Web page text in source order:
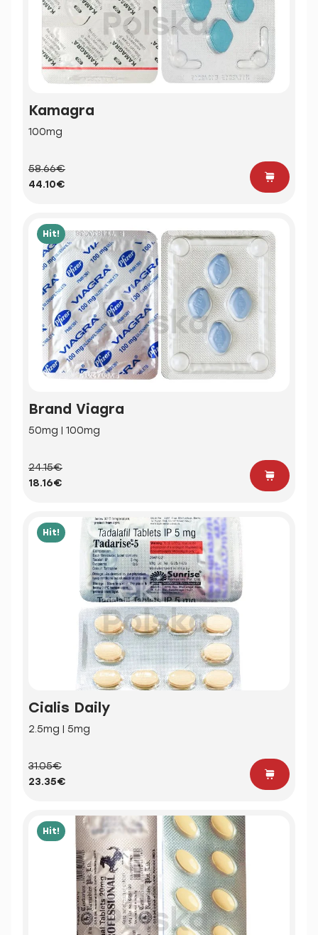
Kamagra
100mg
58.66€
44.10€
Hit!
Brand Viagra
50mg | 100mg
24.15€
18.16€
Hit!
Cialis Daily
2.5mg | 5mg
31.05€
23.35€
Hit!